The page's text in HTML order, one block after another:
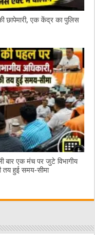
छापेमारी, एक केंद्र का पुलिस
बार एक मंच पर जुटे विभागीय
तय हुई समय-सीमा